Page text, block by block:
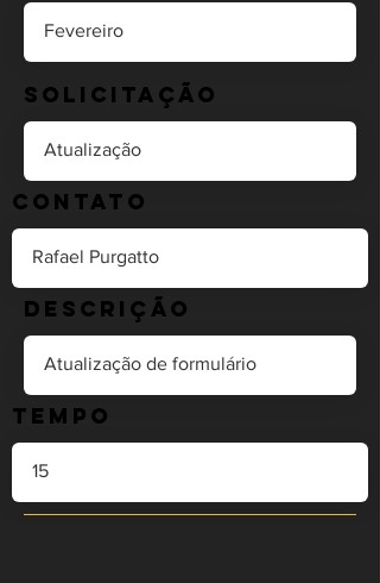
Solicitação
Contato
Descrição
Tempo